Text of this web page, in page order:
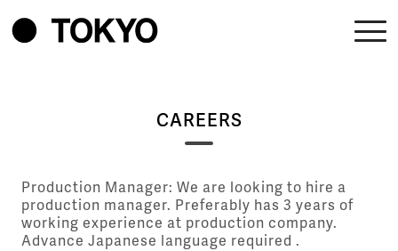
CAREERS
Production Manager: We are looking to hire a
production manager. Preferably has 3 years of
working experience at production company.
Advance Japanese language required .